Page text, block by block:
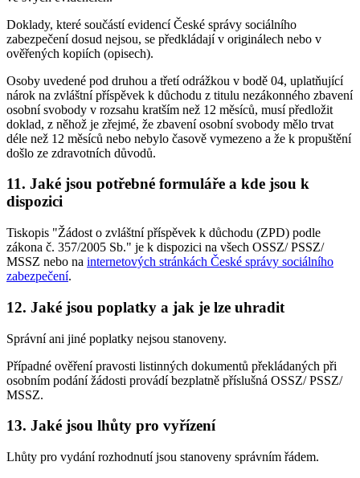
Doklady, které součástí evidencí České správy sociálního
zabezpečení dosud nejsou, se předkládají v originálech nebo v
ověřených kopiích (opisech).
Osoby uvedené pod druhou a třetí odrážkou v bodě 04, uplatňující
nárok na zvláštní příspěvek k důchodu z titulu nezákonného zbavení
osobní svobody v rozsahu kratším než 12 měsíců, musí předložit
doklad, z něhož je zřejmé, že zbavení osobní svobody mělo trvat
déle než 12 měsíců nebo nebylo časově vymezeno a že k propuštění
došlo ze zdravotních důvodů.
11. Jaké jsou potřebné formuláře a kde jsou k
dispozici
Tiskopis "Žádost o zvláštní příspěvek k důchodu (ZPD) podle
zákona č. 357/2005 Sb." je k dispozici na všech OSSZ/ PSSZ/
MSSZ nebo na internetových stránkách České správy sociálního
zabezpečení.
12. Jaké jsou poplatky a jak je lze uhradit
Správní ani jiné poplatky nejsou stanoveny.
Případné ověření pravosti listinných dokumentů překládaných při
osobním podání žádosti provádí bezplatně příslušná OSSZ/ PSSZ/
MSSZ.
13. Jaké jsou lhůty pro vyřízení
Lhůty pro vydání rozhodnutí jsou stanoveny správním řádem.